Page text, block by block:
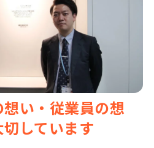
想い・従業員の想
しています